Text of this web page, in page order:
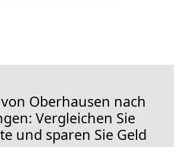
Oberhausen nach
Vergleichen Sie
und sparen Sie Geld